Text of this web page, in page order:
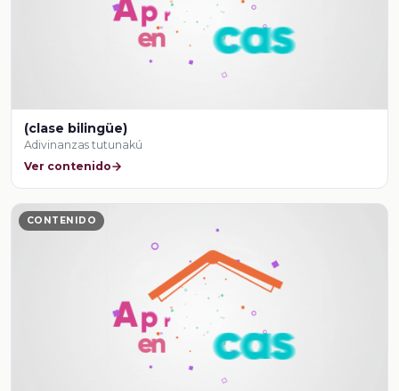
(clase bilingüe)
Adivinanzas tutunakú
Ver contenido
CONTENIDO